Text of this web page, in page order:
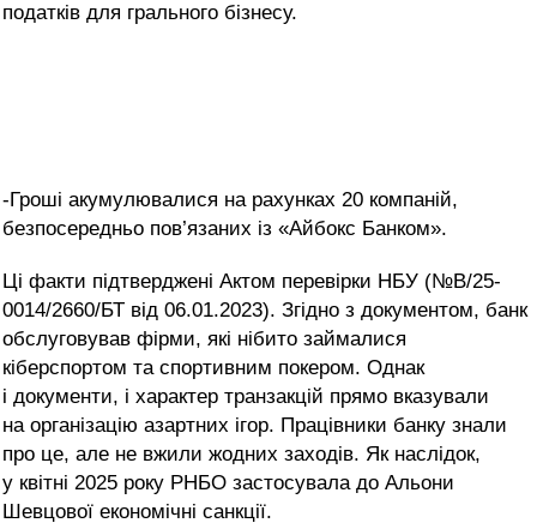
податків для грального бізнесу.
-Гроші акумулювалися на рахунках 20 компаній,
безпосередньо пов’язаних із «Айбокс Банком».
Ці факти підтверджені Актом перевірки НБУ (№В/25-
0014/2660/БТ від 06.01.2023). Згідно з документом, банк
обслуговував фірми, які нібито займалися
кіберспортом та спортивним покером. Однак
і документи, і характер транзакцій прямо вказували
на організацію азартних ігор. Працівники банку знали
про це, але не вжили жодних заходів. Як наслідок,
у квітні 2025 року РНБО застосувала до Альони
Шевцової економічні санкції.